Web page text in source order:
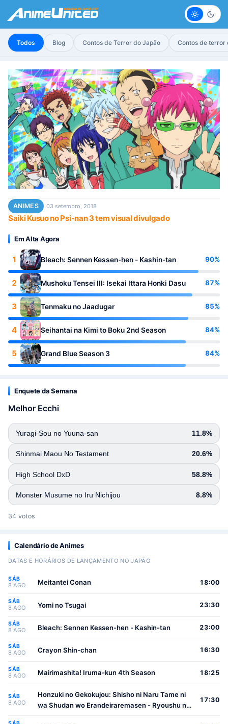
Claro
Todos Blog Contos de Terror do Japão Contos de terror
ANIMES 03 setembro, 2018
Saiki Kusuo no Psi-nan 3 tem visual divulgado
Em Alta Agora
1 Bleach: Sennen Kessen-hen - Kashin-tan 90%
2 Mushoku Tensei III: Isekai Ittara Honki Dasu 87%
3 Tenmaku no Jaadugar 85%
4 Seihantai na Kimi to Boku 2nd Season 84%
5 Grand Blue Season 3 84%
Enquete da Semana
Melhor Ecchi
Yuragi-Sou no Yuuna-san 11.8%
Shinmai Maou No Testament 20.6%
High School DxD 58.8%
Monster Musume no Iru Nichijou 8.8%
34 votos
Calendário de Animes
DATAS E HORÁRIOS DE LANÇAMENTO NO JAPÃO
SÁB
8 AGO Meitantei Conan 18:00
SÁB
8 AGO Yomi no Tsugai 23:30
SÁB
8 AGO Bleach: Sennen Kessen-hen - Kashin-tan 23:00
SÁB
8 AGO Crayon Shin-chan 16:30
SÁB
8 AGO Mairimashita! Iruma-kun 4th Season 18:25
SÁB
8 AGO
Honzuki no Gekokujou: Shisho ni Naru Tame ni
wa Shudan wo Erandeiraremasen - Ryoushu no
17:30